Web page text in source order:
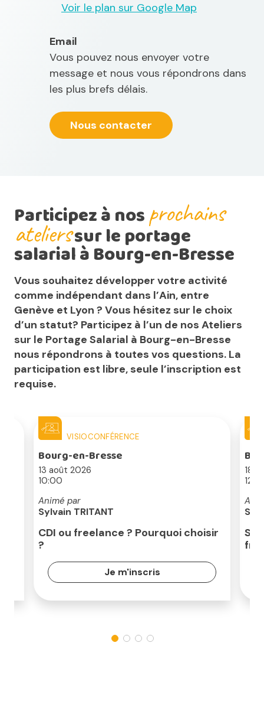
Voir le plan sur Google Map
Email
Vous pouvez nous envoyer votre
message et nous vous répondrons dans
les plus brefs délais.
Nous contacter
Participez à nosprochains
atelierssur le portage
salarial à Bourg-en-Bresse
Vous souhaitez développer votre activité
comme indépendant dans l’Ain, entre
Genève et Lyon ? Vous hésitez sur le choix
d’un statut? Participez à l’un de nos Ateliers
sur le Portage Salarial à Bourg-en-Bresse
nous répondrons à toutes vos questions. La
participation est libre, seule l’inscription est
requise.
VISIOCONFÉRENCE
Bourg-en-Bresse
13 août 2026
10:00
Animé par
Sylvain TRITANT
CDI ou freelance ? Pourquoi choisir
?
Je m'inscris
18